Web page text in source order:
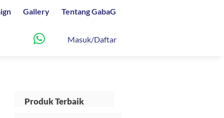
Gallery Tentang GabaG
Masuk/Daftar
Produk Terbaik